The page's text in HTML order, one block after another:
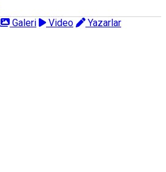
Galeri Video
Yazarlar